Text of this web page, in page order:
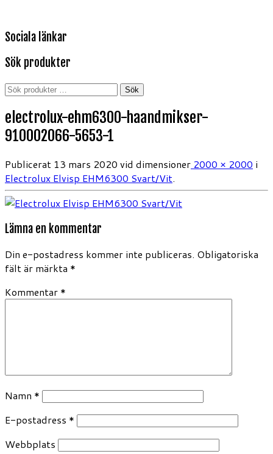
Sociala länkar
Sök produkter
Sök
Sök
electrolux-ehm6300-haandmikser-
910002066-5653-1
Publicerat 13 mars 2020 vid dimensioner 2000 × 2000 i
Electrolux Elvisp EHM6300 Svart/Vit.
Lämna en kommentar
Din e-postadress kommer inte publiceras. Obligatoriska
fält är märkta *
Kommentar *
Namn *
E-postadress *
Webbplats